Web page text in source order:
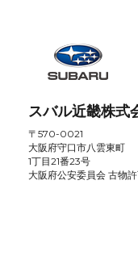
スバル近畿株式
〒570-0021
大阪府守口市八雲東町
1丁目21番23号
大阪府公安委員会 古物